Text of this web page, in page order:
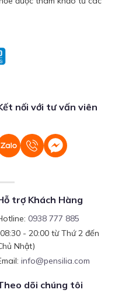
nối với tư vấn viên
trợ Khách Hàng
0938 777 885
- 20:00 từ Thứ 2 đến
Nhật)
info@pensilia.com
dõi chúng tôi